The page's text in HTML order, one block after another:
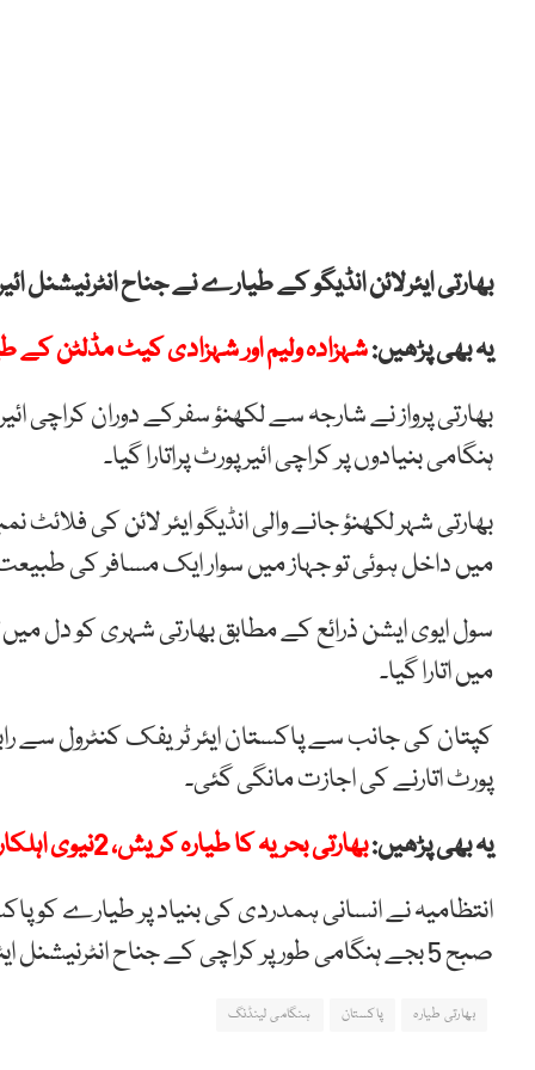
بھارتی ایئرلائن انڈیگو کے طیارے نے جناح انٹرنیشنل
یہ بھی پڑھیں:شہزادہ ولیم اور شہزادی کیٹ مڈلٹن
بھارتی پرواز نے شارجہ سے لکھنؤ سفرکے دوران کراچی
ہنگامی بنیادوں پر کراچی ائیرپورٹ پراتارا گیا۔
میں داخل ہوئی تو جہاز میں سوار ایک مسافر کی
سول ایوی ایشن ذرائع کے مطابق بھارتی شہری کو دل
میں اتارا گیا۔
کپتان کی جانب سے پاکستان ایئر ٹریفک کنٹرول سے
پورٹ اتارنے کی اجازت مانگی گئی۔
یہ بھی پڑھیں:بھارتی بحریہ کا طیارہ کریش، 2نیوی اہلکار ہلاک
انتظامیہ نے انسانی ہمدردی کی بنیاد پر طیارے کو
صبح 5 بجے ہنگامی طور پر کراچی کے جناح انٹرنیشنل ایئر پورٹ پر لینڈ کیا۔
بھارتی طیارہ پاکستان ہنگامی لینڈنگ